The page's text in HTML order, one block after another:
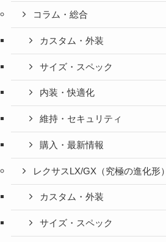
コラム・総合
カスタム・外装
サイズ・スペック
内装・快適化
維持・セキュリティ
購入・最新情報
レクサスLX/GX（究極の進化形）
カスタム・外装
サイズ・スペック